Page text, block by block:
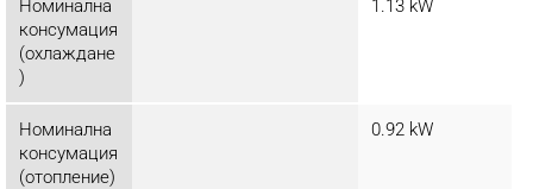
Номинална
консумация
(охлаждане
)
1.13 kW
Номинална
консумация
(отопление)
0.92 kW